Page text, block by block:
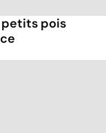
petits pois